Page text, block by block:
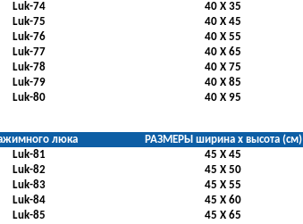
Luk-74
40 Х 35
Luk-75
40 Х 45
Luk-76
40 Х 55
Luk-77
40 Х 65
Luk-78
40 Х 75
Luk-79
40 Х 85
Luk-80
40 Х 95
люка РАЗМЕРЫ ширина х высота (см)
Luk-81
45 Х 45
Luk-82
45 Х 50
Luk-83
45 Х 55
Luk-84
45 Х 60
Luk-85
45 Х 65